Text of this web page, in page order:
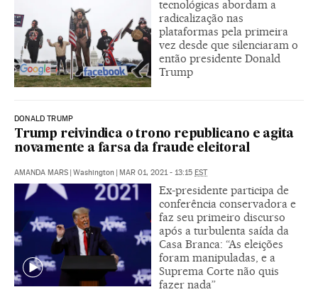
tecnológicas abordam a
radicalização nas
plataformas pela primeira
vez desde que silenciaram o
então presidente Donald
Trump
DONALD TRUMP
Trump reivindica o trono republicano e agita
novamente a farsa da fraude eleitoral
AMANDA MARS | Washington | MAR 01, 2021 - 13:15 EST
Ex-presidente participa de
conferência conservadora e
faz seu primeiro discurso
após a turbulenta saída da
Casa Branca: “As eleições
foram manipuladas, e a
Suprema Corte não quis
fazer nada”